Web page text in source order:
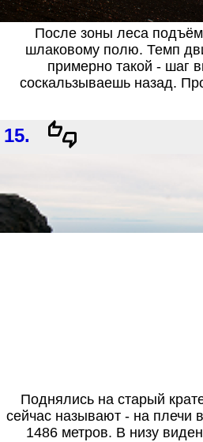
После зоны леса
шлаковому полю. Темп
примерно такой - шаг
соскальзываешь назад.
15.
Поднялись на старый
сейчас называют - на плечи
1486 метров. В низу